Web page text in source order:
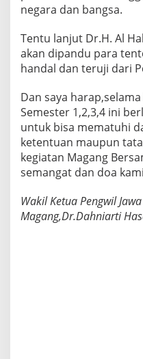
negara dan bangsa.
Tentu lanjut Dr.H. Al
akan dipandu para
handal dan teruji dari
Dan saya
Semester 1,2,3,4 ini
untuk bisa mematuhi
ketentuan maupun
kegiatan Magang
semangat dan doa
Wakil Ketua Pengwil
Magang,Dr.Dahniarti